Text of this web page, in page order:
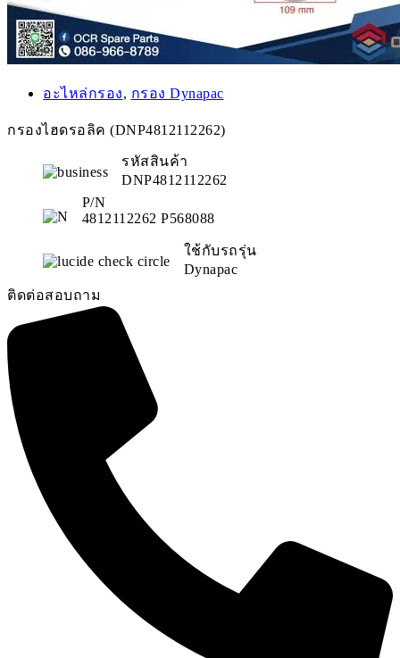
อะไหล่กรอง, กรอง Dynapac
กรองไฮดรอลิค (DNP4812112262)
รหัสสินค้า
DNP4812112262
P/N
4812112262 P568088
ใช้กับรถรุ่น
Dynapac
ติดต่อสอบถาม